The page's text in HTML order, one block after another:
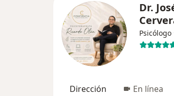
Dr.
Psicólogo
Dirección En línea